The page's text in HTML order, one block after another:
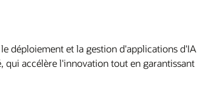
déploiement et la gestion d'applications
qui accélère l'innovation tout en